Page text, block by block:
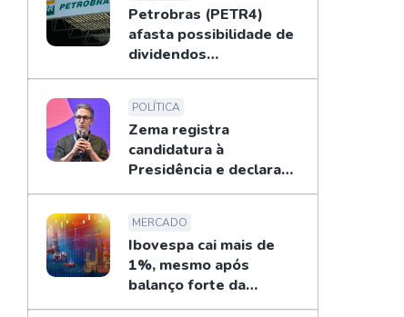
Petrobras (PETR4)
afasta possibilidade de
dividendos
extraordinários em
POLÍTICA
Zema registra
candidatura à
Presidência e declara
patrimônio de R$ 178
MERCADO
Ibovespa cai mais de
1%, mesmo após
balanço forte da
Petrobras